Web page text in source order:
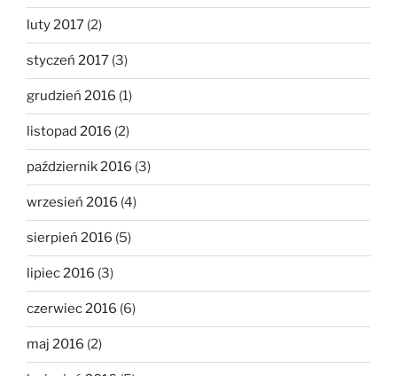
luty 2017 (2)
styczeń 2017 (3)
grudzień 2016 (1)
listopad 2016 (2)
październik 2016 (3)
wrzesień 2016 (4)
sierpień 2016 (5)
lipiec 2016 (3)
czerwiec 2016 (6)
maj 2016 (2)